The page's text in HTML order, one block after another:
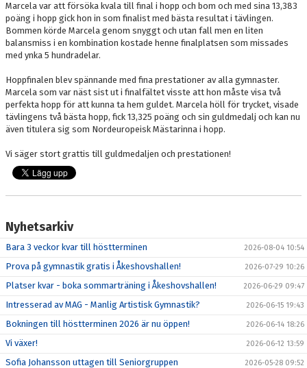
Marcela var att försöka kvala till final i hopp och bom och med sina 13,383
poäng i hopp gick hon in som finalist med bästa resultat i tävlingen.
Bommen körde Marcela genom snyggt och utan fall men en liten
balansmiss i en kombination kostade henne finalplatsen som missades
med ynka 5 hundradelar.
Hoppfinalen blev spännande med fina prestationer av alla gymnaster.
Marcela som var näst sist ut i finalfältet visste att hon måste visa två
perfekta hopp för att kunna ta hem guldet. Marcela höll för trycket, visade
tävlingens två bästa hopp, fick 13,325 poäng och sin guldmedalj och kan nu
även titulera sig som Nordeuropeisk Mästarinna i hopp.
Vi säger stort grattis till guldmedaljen och prestationen!
Nyhetsarkiv
Bara 3 veckor kvar till höstterminen 2026-08-04 10:54
Prova på gymnastik gratis i Åkeshovshallen! 2026-07-29 10:26
Platser kvar - boka sommarträning i Åkeshovshallen! 2026-06-29 09:47
Intresserad av MAG - Manlig Artistisk Gymnastik? 2026-06-15 19:43
Bokningen till höstterminen 2026 är nu öppen! 2026-06-14 18:26
Vi växer! 2026-06-12 13:59
Sofia Johansson uttagen till Seniorgruppen 2026-05-28 09:52